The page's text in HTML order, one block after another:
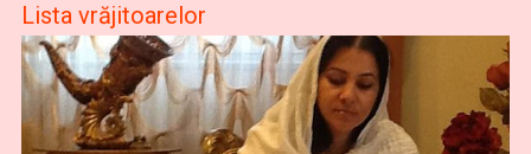
Lista vrăjitoarelor